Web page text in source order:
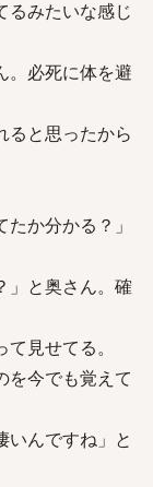
るみたいな感じ
。必死に体を避
ると思ったから
か分かる？」
」と奥さん。確
見せてる。
を今でも覚えて
いんですね」と